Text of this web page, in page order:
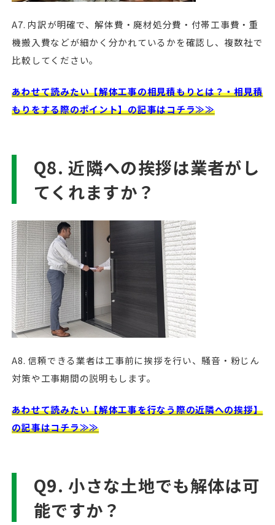
A7. 内訳が明確で、解体費・廃材処分費・付帯工事費・重
機搬入費などが細かく分かれているかを確認し、複数社で
比較してください。
あわせて読みたい【解体工事の相見積もりとは？・相見積
もりをする際のポイント】の記事はコチラ≫≫
Q8. 近隣への挨拶は業者がし
てくれますか？
A8. 信頼できる業者は工事前に挨拶を行い、騒音・粉じん
対策や工事期間の説明もします。
あわせて読みたい【解体工事を行なう際の近隣への挨拶】
の記事はコチラ≫≫
Q9. 小さな土地でも解体は可
能ですか？